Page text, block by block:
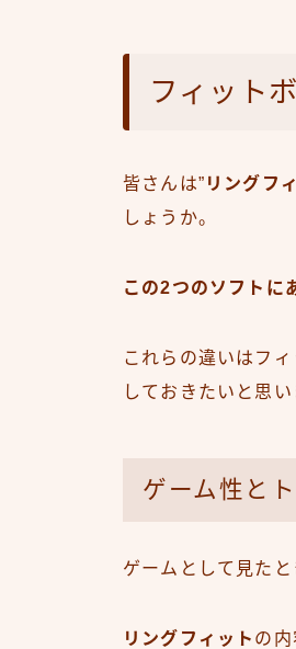
フィット
皆さんは” リングフ
しょうか。
この2つのソフトに
これらの違いはフ
しておきたいと思い
ゲーム性と
ゲームとして見たと
リングフィット の内